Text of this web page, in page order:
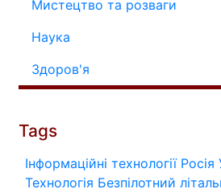
Мистецтво та розваги
Наука
Здоров'я
Tags
Інформаційні технології Росія
Технологія Безпілотний